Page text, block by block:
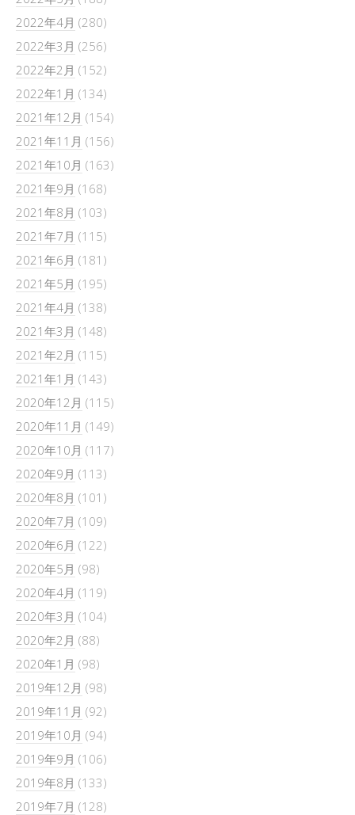
2022年4月 (280)
2022年3月 (256)
2022年2月 (152)
2022年1月 (134)
2021年12月 (154)
2021年11月 (156)
2021年10月 (163)
2021年9月 (168)
2021年8月 (103)
2021年7月 (115)
2021年6月 (181)
2021年5月 (195)
2021年4月 (138)
2021年3月 (148)
2021年2月 (115)
2021年1月 (143)
2020年12月 (115)
2020年11月 (149)
2020年10月 (117)
2020年9月 (113)
2020年8月 (101)
2020年7月 (109)
2020年6月 (122)
2020年5月 (98)
2020年4月 (119)
2020年3月 (104)
2020年2月 (88)
2020年1月 (98)
2019年12月 (98)
2019年11月 (92)
2019年10月 (94)
2019年9月 (106)
2019年8月 (133)
2019年7月 (128)